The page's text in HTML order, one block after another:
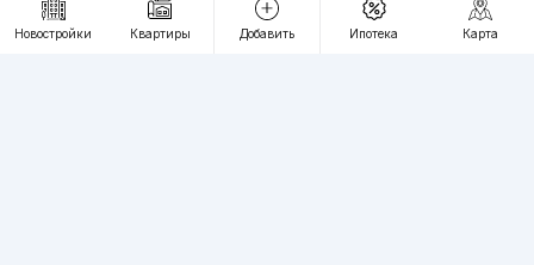
Новостройки Квартиры Добавить Ипотека Карта
RU UZ